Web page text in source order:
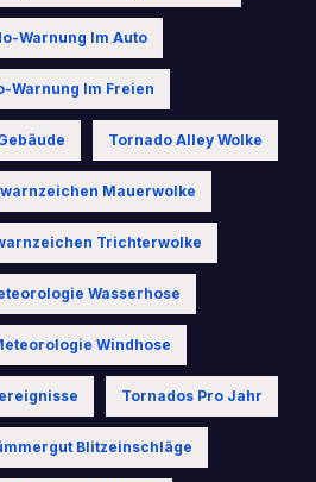
Warnung Im Auto
Warnung Im Freien
Tornado Alley Wolke
Mauerwolke
Trichterwolke
Wasserhose
Windhose
Tornados Pro Jahr
Blitzeinschläge